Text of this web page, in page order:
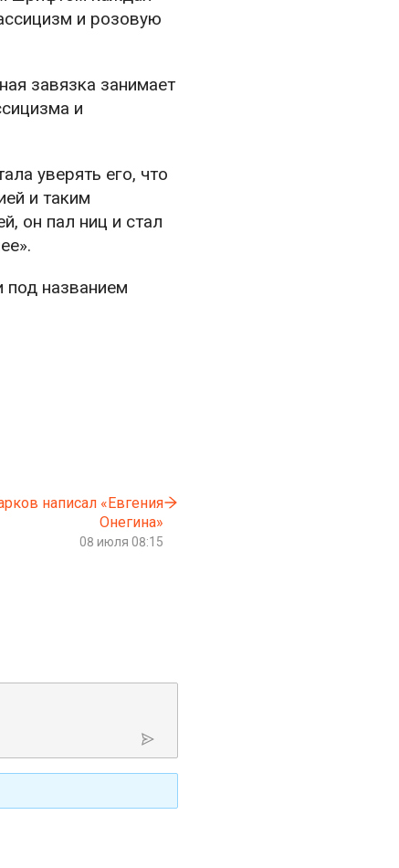
и розовую
завязка занимает
и
уверять его, что
и таким
он пал ниц и стал
под названием
написал «Евгения
Онегина»
08 июля 08:15